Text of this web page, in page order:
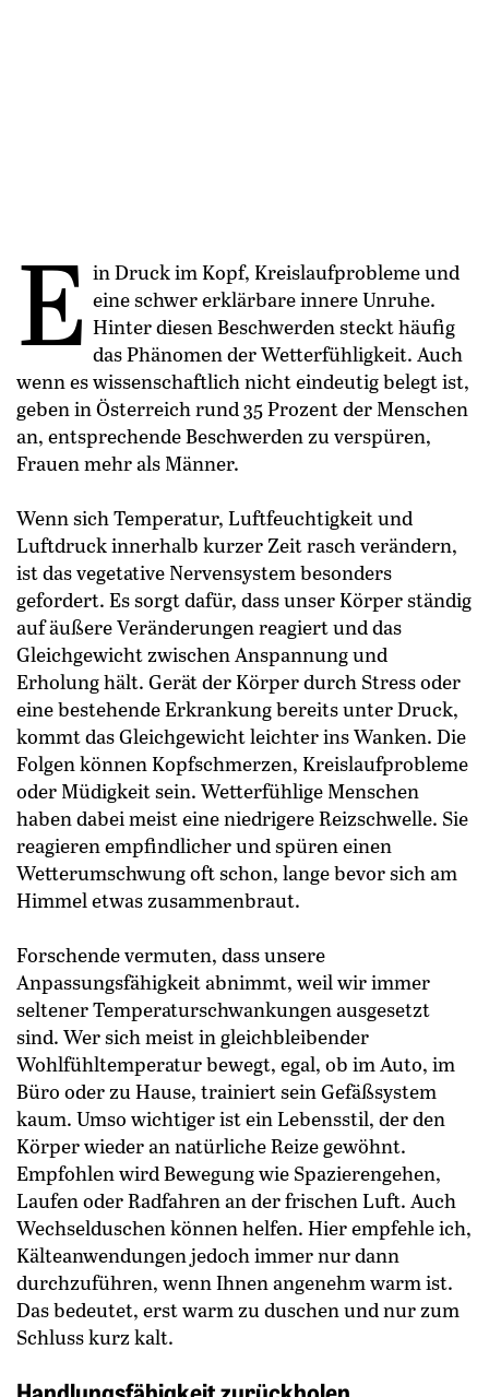
E in Druck im Kopf, Kreislaufprobleme und
eine schwer erklärbare innere Unruhe.
Hinter diesen Beschwerden steckt häufig
das Phänomen der Wetterfühligkeit. Auch
wenn es wissenschaftlich nicht eindeutig belegt ist,
geben in Öster­reich rund 35 Prozent der Menschen
an, entsprechende Beschwerden zu verspüren,
Frauen mehr als Männer.
Wenn sich Temperatur, Luftfeuchtigkeit und
Luftdruck innerhalb kurzer Zeit rasch verändern,
ist das vegetative Nervensystem besonders
gefordert. Es sorgt dafür, dass unser Körper ständig
auf äußere Veränderungen reagiert und das
Gleichgewicht zwischen Anspannung und
Erholung hält. Gerät der Körper durch Stress oder
eine bestehende Erkrankung bereits unter Druck,
kommt das Gleichgewicht leichter ins Wanken. Die
Folgen können Kopfschmerzen, Kreislaufprobleme
oder Müdigkeit sein. Wetterfühlige Menschen
haben dabei meist eine niedrigere Reizschwelle. Sie
reagieren empfindlicher und spüren einen
Wetterumschwung oft schon, lange bevor sich am
Himmel etwas zusammenbraut.
Forschende vermuten, dass un­sere
Anpassungsfähigkeit abnimmt, weil wir immer
seltener Temperaturschwankungen ausgesetzt
sind. Wer sich meist in gleichbleibender
Wohlfühltemperatur bewegt, egal, ob im Auto, im
Büro oder zu Hause, trainiert sein Gefäßsystem
kaum. Umso wichtiger ist ein Lebensstil, der den
Körper wieder an natürliche Reize ­gewöhnt.
Empfohlen wird Bewegung wie Spazierengehen,
Laufen oder ­Radfahren an der frischen Luft. Auch
Wechselduschen können helfen. Hier empfehle ich,
Kälteanwendungen jedoch immer nur dann
durchzuführen, wenn Ihnen angenehm warm ist.
Das bedeutet, erst warm zu duschen und nur zum
Schluss kurz kalt.